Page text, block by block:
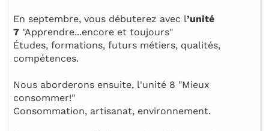
En septembre, vous débuterez avec l’unité
7 "Apprendre...encore et toujours"
Études, formations, futurs métiers, qualités,
compétences.
Nous aborderons ensuite, l'unité 8 "Mieux
consommer!"
Consommation, artisanat, environnement.